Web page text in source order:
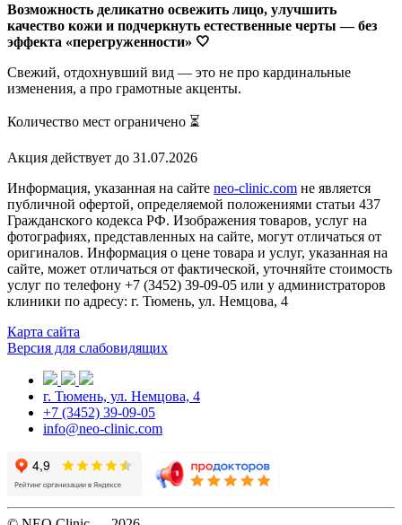
Возможность деликатно освежить лицо, улучшить
качество кожи и подчеркнуть естественные черты — без
эффекта «перегруженности» 🤍
Свежий, отдохнувший вид — это не про кардинальные
изменения, а про грамотные акценты.
Количество мест ограничено ⏳
Акция действует до 31.07.2026
Информация, указанная на сайте neo-clinic.com не является
публичной офертой, определяемой положениями статьи 437
Гражданского кодекса РФ. Изображения товаров, услуг на
фотографиях, представленных на сайте, могут отличаться от
оригиналов. Информация о цене товара и услуг, указанная на
сайте, может отличаться от фактической, уточняйте стоимость
услуг по телефону +7 (3452) 39-09-05 или у администраторов
клиники по адресу: г. Тюмень, ул. Немцова, 4
Карта сайта
Версия для слабовидящих
г. Тюмень, ул. Немцова, 4
+7 (3452) 39-09-05
info@neo-clinic.com